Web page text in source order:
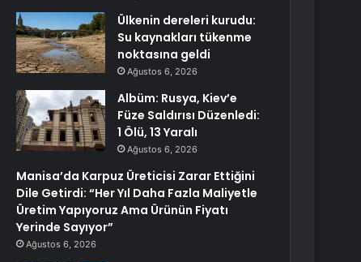
Ülkenin dereleri kurudu:
Su kaynakları tükenme
noktasına geldi
Ağustos 6, 2026
Albüm: Rusya, Kiev’e
Füze Saldırısı Düzenledi:
1 Ölü, 13 Yaralı
Ağustos 6, 2026
Manisa’da Karpuz Üreticisi Zarar Ettiğini
Dile Getirdi: “Her Yıl Daha Fazla Maliyetle
Üretim Yapıyoruz Ama Ürünün Fiyatı
Yerinde Sayıyor”
Ağustos 6, 2026